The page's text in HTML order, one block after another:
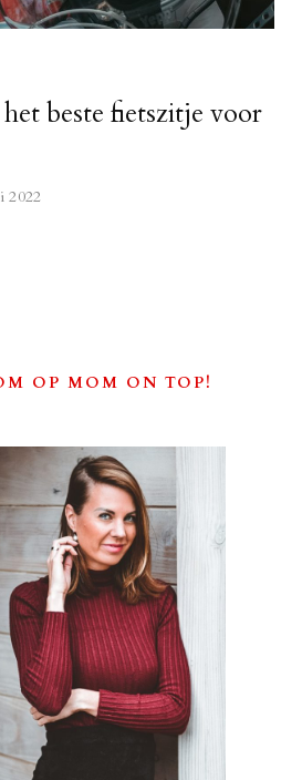
beste fietszitje voor
2022
OP MOM ON TOP!